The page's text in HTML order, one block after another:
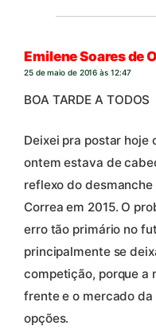
Emilene Soares de
25 de maio de 2016 às 12:47
BOA TARDE A TODOS
Deixei pra postar hoje
ontem estava de
reflexo do
Correa em 2015. O
erro tão primário no
principalmente se
competição, porque a
frente e o mercado
opções.